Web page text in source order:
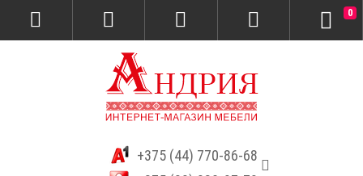
+375 (44) 770-86-68
0